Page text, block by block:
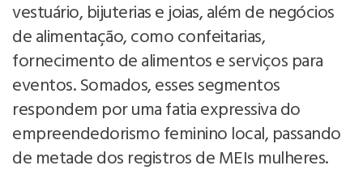
vestuário, bijuterias e joias, além de negócios
de alimentação, como confeitarias,
fornecimento de alimentos e serviços para
eventos. Somados, esses segmentos
respondem por uma fatia expressiva do
empreendedorismo feminino local, passando
de metade dos registros de MEIs mulheres.